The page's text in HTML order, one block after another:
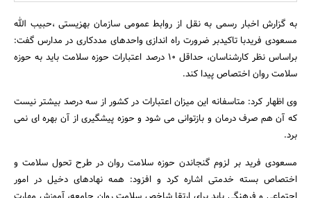
به گزارش اخبار رسمی به نقل از روابط عمومی سازمان بهزیستی ،حبیب الله
مسعودی فریدبا تاکیدبر ضرورت راه اندازی واحدهای مددکاری در مدارس گفت:
براساس نظر کارشناسان، حداقل 10 درصد اعتبارات حوزه سلامت باید به حوزه
سلامت روان اختصاص پیدا کند.
وی اظهار کرد: متاسفانه این میزان اعتبارات در کشور از سه درصد بیشتر نیست
که آن هم صرف درمان و بازتوانی می شود و حوزه پیشگیری از آن بهره ای نمی
برد.
مسعودی فرید بر لزوم گنجاندن حوزه سلامت روان در طرح تحول سلامت و
اختصاص بسته خدمتی اشاره کرد و افزود: همه نهادهای دخیل در امور